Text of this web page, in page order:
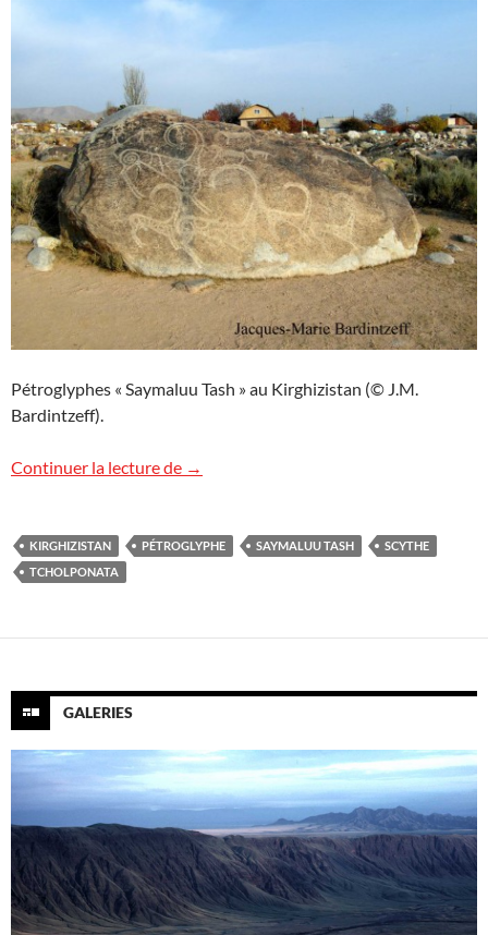
Pétroglyphes « Saymaluu Tash » au Kirghizistan (© J.M.
Bardintzeff).
Continuer la lecture de Pétroglyphes
→
KIRGHIZISTAN PÉTROGLYPHE SAYMALUU TASH
SCYTHE
TCHOLPONATA
GALERIES